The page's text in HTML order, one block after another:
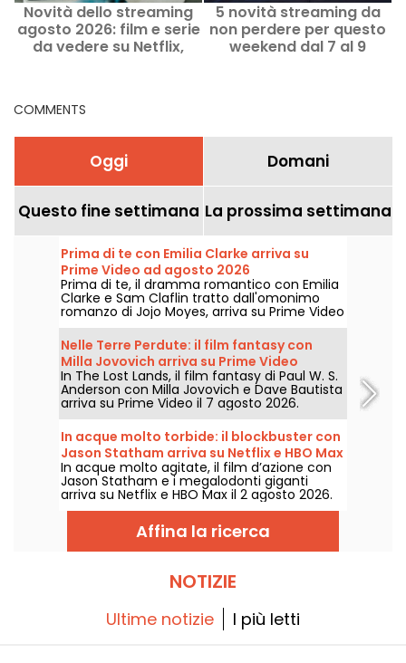
Novità dello streaming
agosto 2026: film e serie
da vedere su Netflix,
5 novità streaming da
non perdere per questo
weekend dal 7 al 9
COMMENTS
Oggi Domani
Questo fine settimana La prossima settimana
Prima di te con Emilia Clarke arriva su
Prime Video ad agosto 2026
Prima di te, il dramma romantico con Emilia
Clarke e Sam Claflin tratto dall'omonimo
romanzo di Jojo Moyes, arriva su Prime Video
il 1° agosto 2026.
Nelle Terre Perdute: il film fantasy con
Milla Jovovich arriva su Prime Video
In The Lost Lands, il film fantasy di Paul W. S.
Anderson con Milla Jovovich e Dave Bautista
arriva su Prime Video il 7 agosto 2026.
In acque molto torbide: il blockbuster con
Jason Statham arriva su Netflix e HBO Max
In acque molto agitate, il film d’azione con
Jason Statham e i megalodonti giganti
arriva su Netflix e HBO Max il 2 agosto 2026.
Affina la ricerca
NOTIZIE
Ultime notizie I più letti